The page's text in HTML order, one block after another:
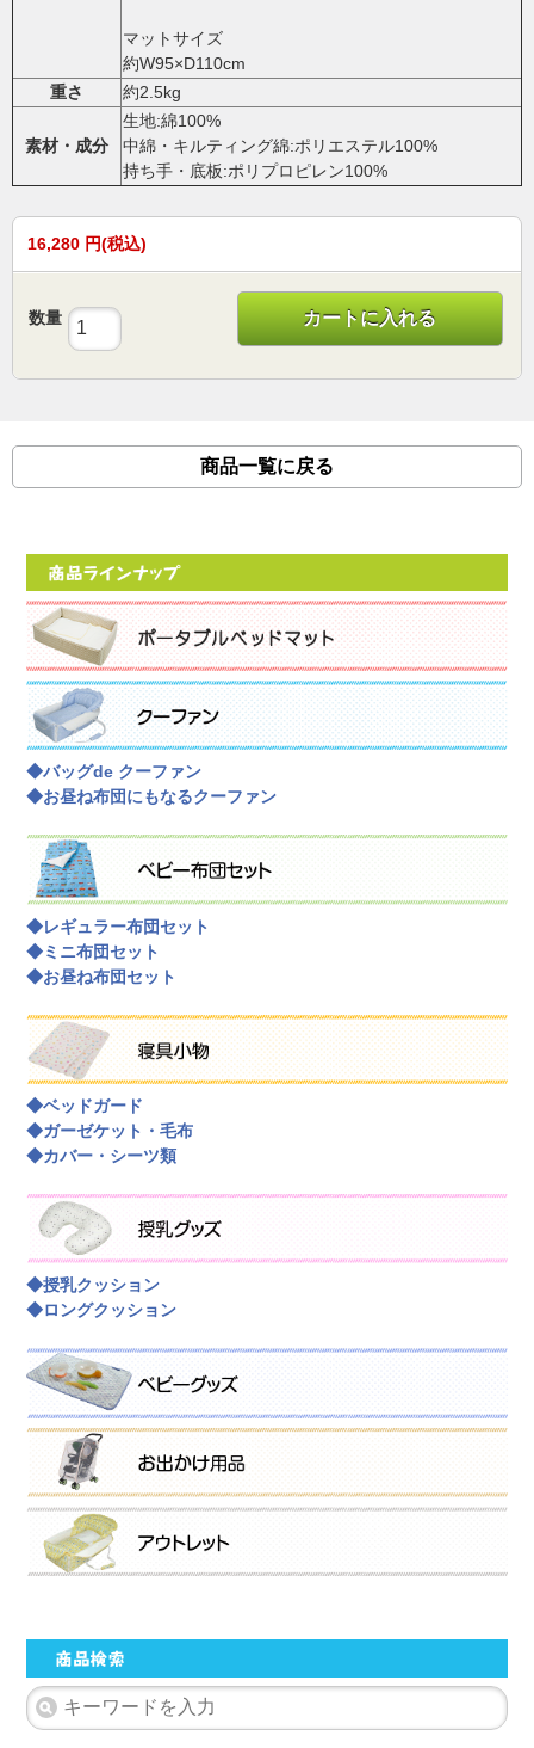
マットサイズ
約W95×D110cm
重さ
約2.5kg
素材・成分
生地:綿100%
中綿・キルティング綿:ポリエステル100%
持ち手・底板:ポリプロピレン100%
16,280 円(税込)
数量 カートに入れる
商品一覧に戻る
◆バッグde クーファン
◆お昼ね布団にもなるクーファン
◆レギュラー布団セット
◆ミニ布団セット
◆お昼ね布団セット
◆ベッドガード
◆ガーゼケット・毛布
◆カバー・シーツ類
◆授乳クッション
◆ロングクッション